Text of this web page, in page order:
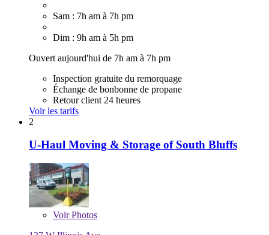
Sam : 7h am à 7h pm
Dim : 9h am à 5h pm
Ouvert aujourd'hui de 7h am à 7h pm
Inspection gratuite du remorquage
Échange de bonbonne de propane
Retour client 24 heures
Voir les tarifs
2
U-Haul Moving & Storage of South Bluffs
VoirPhotos